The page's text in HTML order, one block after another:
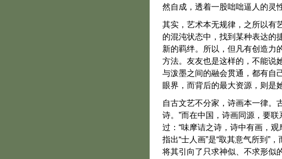
然自成，透着一股咄咄逼人的灵性
其实，艺术本无规律，之所以有
的混沌状态中，找到某种表达的
新的羁绊。所以，但凡有创造力
方法。友友也是这样的，不能说
与泼墨之间的融会贯通，都有自
眼界，而背后的最大资源，则是
自古文艺不分家，诗画本一律。
诗。”而在中国，诗画同源，要
过：“味摩诘之诗，诗中有画，观
指出“士人画”是“取其意气所到”
将其引向了只求神似、不求形似